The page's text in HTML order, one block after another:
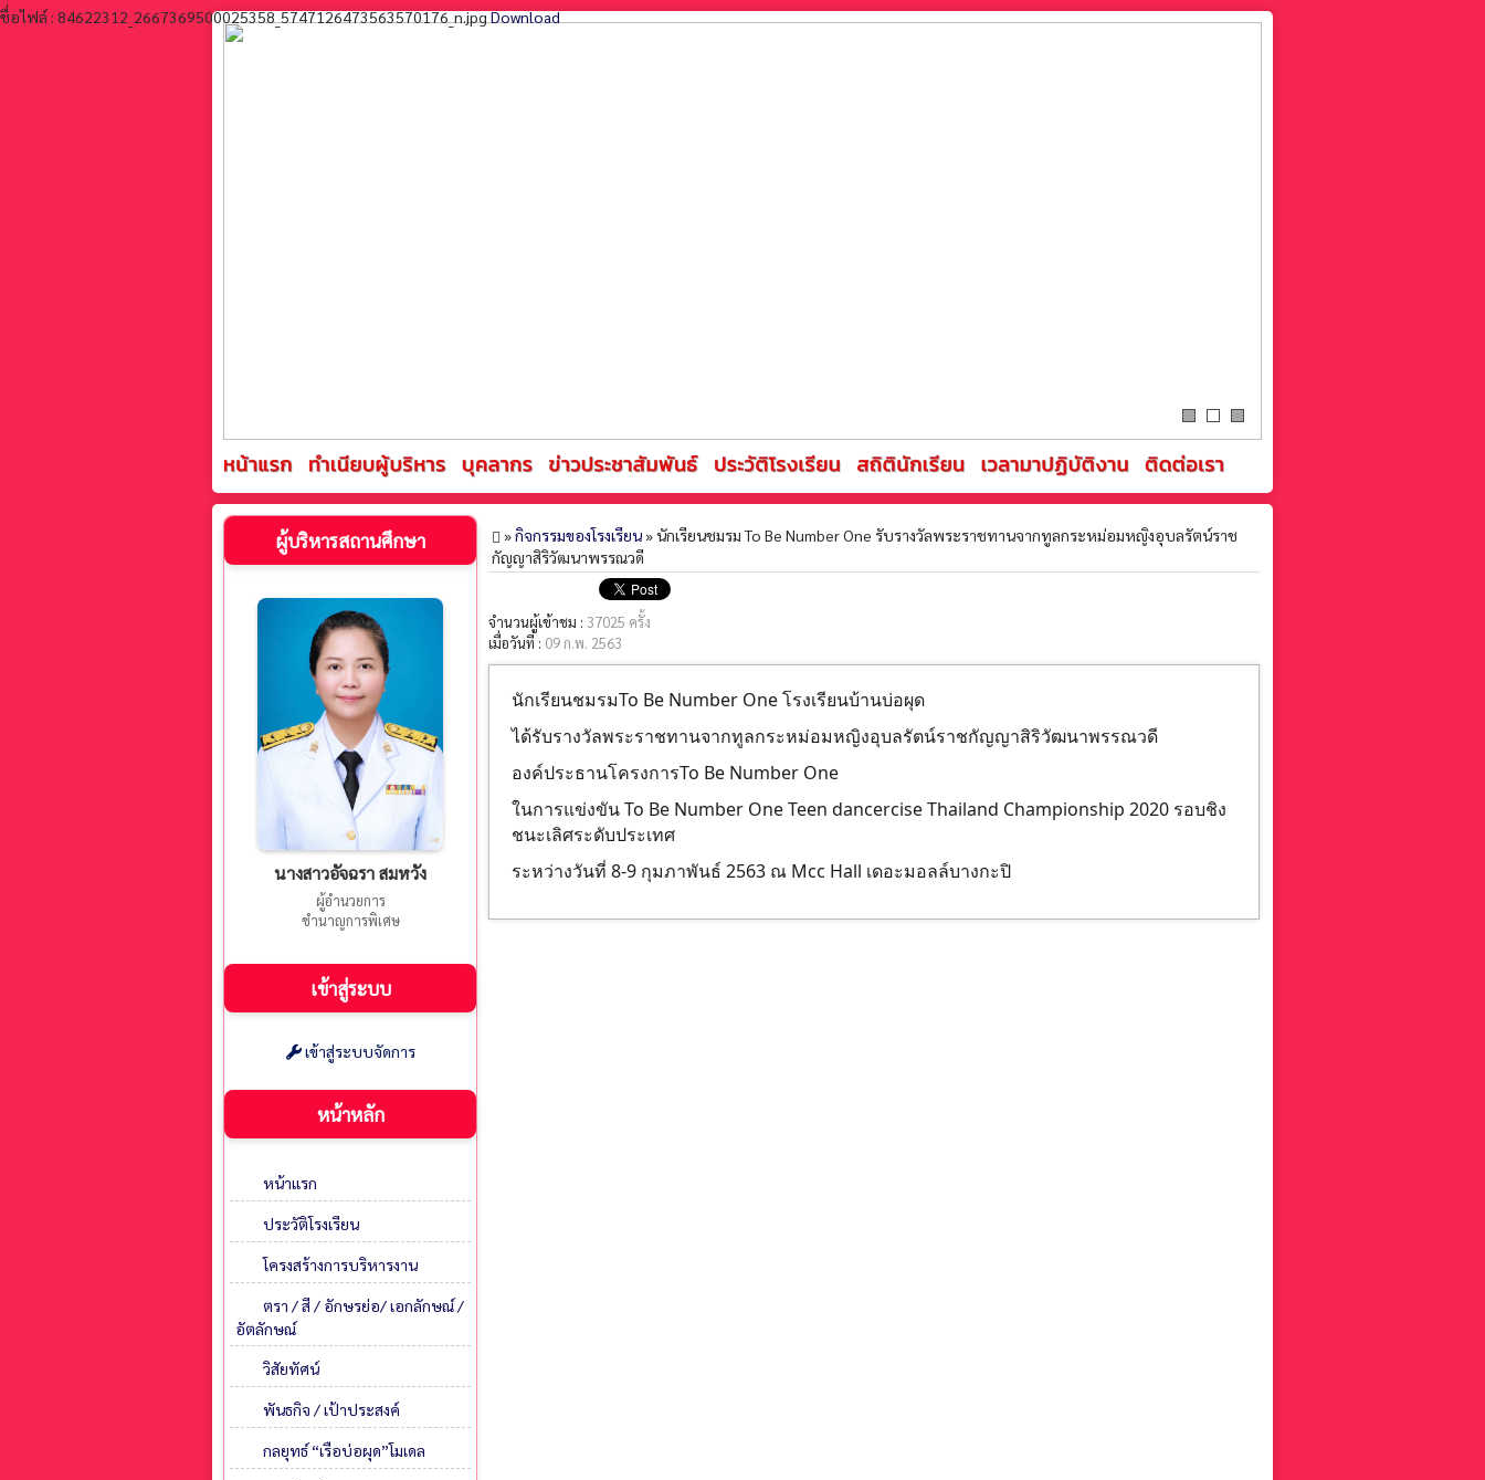
ผู้บริหารสถานศึกษา
นางสาวอัจฉรา สมหวัง
ผู้อำนวยการ
ชำนาญการพิเศษ
เข้าสู่ระบบ
เข้าสู่ระบบจัดการ
หน้าหลัก
หน้าแรก
ประวัติโรงเรียน
โครงสร้างการบริหารงาน
ตรา / สี / อักษรย่อ/ เอกลักษณ์ /
อัตลักษณ์
วิสัยทัศน์
พันธกิจ / เป้าประสงค์
กลยุทธ์ “เรือบ่อผุด”โมเดล
»กิจกรรมของโรงเรียน» นักเรียนชมรม To Be Number One รับรางวัลพระราชทานจากทูลกระหม่อมหญิงอุบลรัตน์ราช
กัญญาสิริวัฒนาพรรณวดี
จำนวนผู้เข้าชม : 37025 ครั้ง
เมื่อวันที่ : 09 ก.พ. 2563
นักเรียนชมรมTo Be Number One โรงเรียนบ้านบ่อผุด
ได้รับรางวัลพระราชทานจากทูลกระหม่อมหญิงอุบลรัตน์ราชกัญญาสิริวัฒนาพรรณวดี
องค์ประธานโครงการTo Be Number One
ในการแข่งขัน To Be Number One Teen dancercise Thailand Championship 2020 รอบชิง
ชนะเลิศระดับประเทศ
ระหว่างวันที่ 8-9 กุมภาพันธ์ 2563 ณ Mcc Hall เดอะมอลล์บางกะปิ
ชื่อไฟล์ : 84622312_2667369500025358_5747126473563570176_n.jpgDownload